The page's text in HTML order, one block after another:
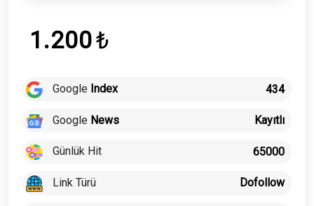
1.200₺
Google Index 434
Google News Kayıtlı
Günlük Hit 65000
Link Türü Dofollow